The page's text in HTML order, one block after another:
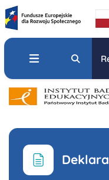
Przejdź do głównej
Panel boczny